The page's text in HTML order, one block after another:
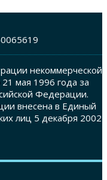
некоммерческой
мая 1996 года за
Федерации.
внесена в Единый
лиц 5 декабря 2002